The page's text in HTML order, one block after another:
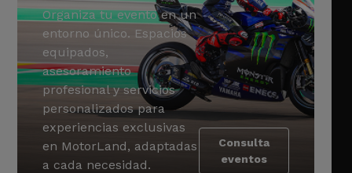
Organiza tu evento en un
entorno único. Espacios
equipados,
asesoramiento
profesional y servicios
personalizados para
experiencias exclusivas
en MotorLand, adaptadas
a cada necesidad.
Consulta
eventos